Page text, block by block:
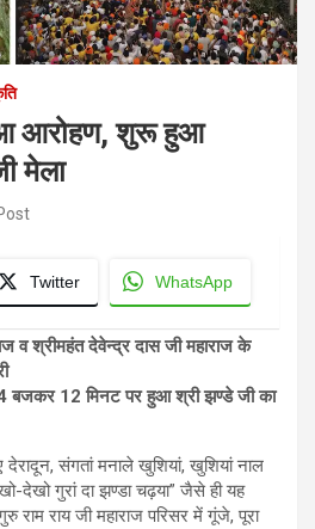
आरोहण, शुरू हुआ
मेला
Twitter WhatsApp
व श्रीमहंत देवेन्द्र दास जी महाराज के
4 बजकर 12 मिनट पर हुआ श्री झण्डे जी का
देरादून, संगतां मनाले खुशियां, खुशियां नाल
देखो गुरां दा झण्डा चढ़या” जैसे ही यह
राम राय जी महाराज परिसर में गूंजे, पूरा